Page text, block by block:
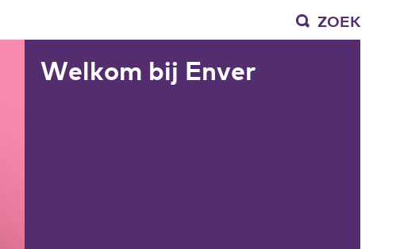
ZOEK
Welkom bij Enver